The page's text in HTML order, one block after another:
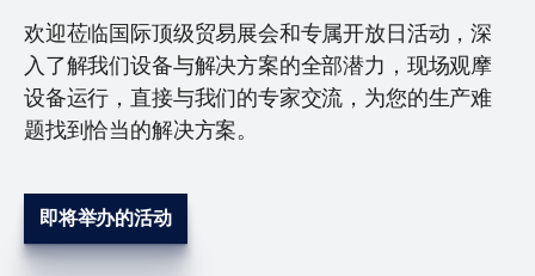
欢迎莅临国际顶级贸易展会和专属开放日活动，深
入了解我们设备与解决方案的全部潜力，现场观摩
设备运行，直接与我们的专家交流，为您的生产难
题找到恰当的解决方案。
即将举办的活动